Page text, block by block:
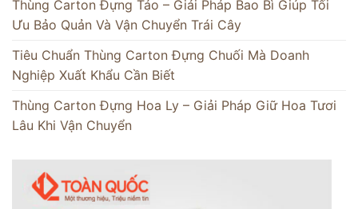
Thùng Carton Đựng Táo – Giải Pháp Bao Bì Giúp Tối
Ưu Bảo Quản Và Vận Chuyển Trái Cây
Tiêu Chuẩn Thùng Carton Đựng Chuối Mà Doanh
Nghiệp Xuất Khẩu Cần Biết
Thùng Carton Đựng Hoa Ly – Giải Pháp Giữ Hoa Tươi
Lâu Khi Vận Chuyển